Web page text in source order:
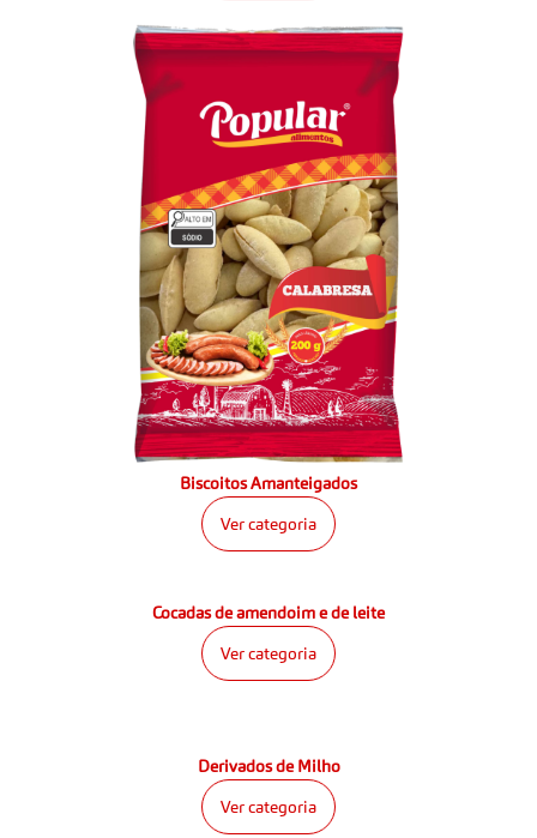
Biscoitos Amanteigados
Ver categoria
Cocadas de amendoim e de leite
Ver categoria
Derivados de Milho
Ver categoria